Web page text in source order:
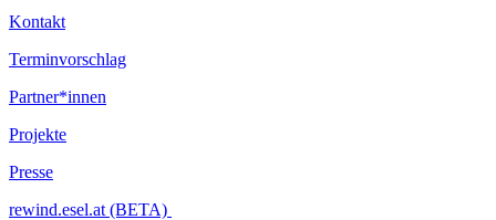
Kontakt
Terminvorschlag
Partner*innen
Projekte
Presse
rewind.esel.at (BETA)